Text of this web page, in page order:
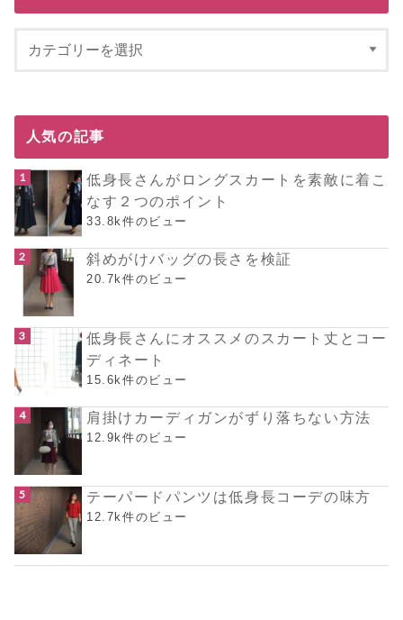
人気の記事
低身長さんがロングスカートを素敵に着こ
なす２つのポイント
33.8k件のビュー
斜めがけバッグの長さを検証
20.7k件のビュー
低身長さんにオススメのスカート丈とコー
ディネート
15.6k件のビュー
肩掛けカーディガンがずり落ちない方法
12.9k件のビュー
テーパードパンツは低身長コーデの味方
12.7k件のビュー